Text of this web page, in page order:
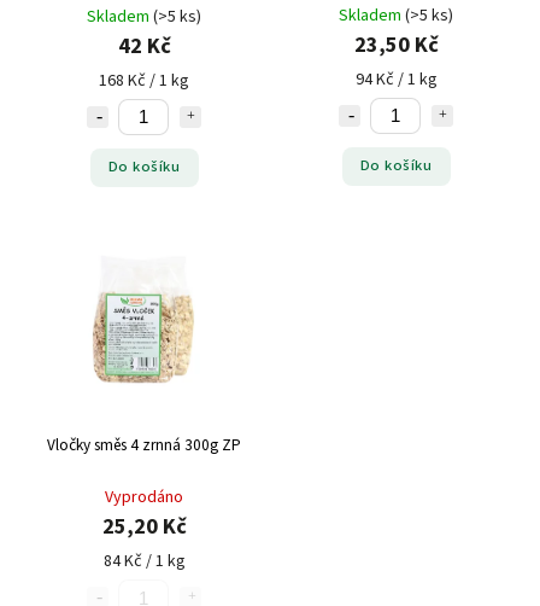
Skladem (>5 ks)
42 Kč
168 Kč / 1 kg
Do košíku
Skladem (>5 ks)
23,50 Kč
94 Kč / 1 kg
Do košíku
Vločky směs 4 zrnná 300g ZP
Vyprodáno
25,20 Kč
84 Kč / 1 kg